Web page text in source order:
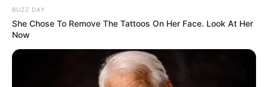
BUZZ DAY
She Chose To Remove The Tattoos On Her Face. Look At Her
Now